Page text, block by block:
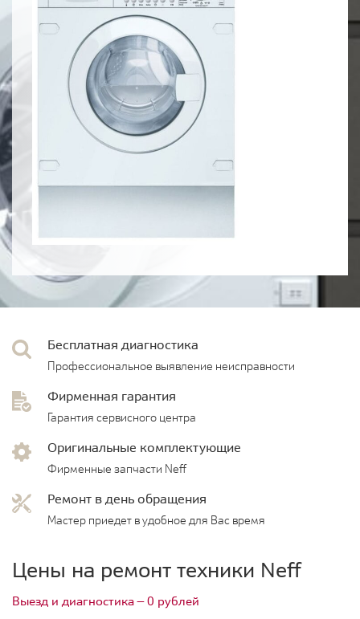
Бесплатная диагностика
Профессиональное выявление неисправности
Фирменная гарантия
Гарантия сервисного центра
Оригинальные комплектующие
Фирменные запчасти Neff
Ремонт в день обращения
Мастер приедет в удобное для Вас время
Цены на ремонт техники Neff
Выезд и диагностика — 0 рублей